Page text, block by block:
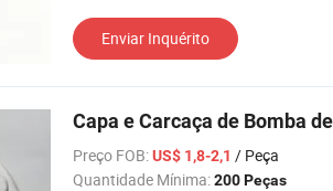
Enviar Inquérito
Capa e Carcaça de Bomba
Preço FOB:US$ 1,8-2,1 / Peça
Quantidade Mínima:200 Peças